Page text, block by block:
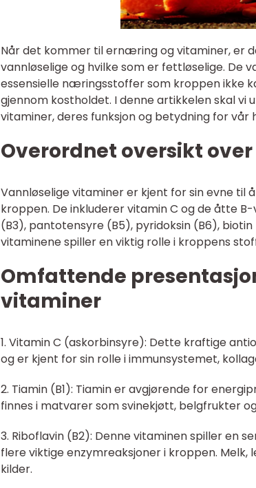
Når det kommer til ernæring og vitaminer, er
vannløselige og hvilke som er fettløselige. De
essensielle næringsstoffer som kroppen ikke
gjennom kostholdet. I denne artikkelen skal vi
vitaminer, deres funksjon og betydning for vår
Overordnet oversikt
Vannløselige vitaminer er kjent for sin evne til
kroppen. De inkluderer vitamin C og de åtte
(B3), pantotensyre (B5), pyridoksin (B6),
vitaminene spiller en viktig rolle i kroppens
Omfattende
vitaminer
1. Vitamin C (askorbinsyre): Dette kraftige
og er kjent for sin rolle i immunsystemet,
2. Tiamin (B1): Tiamin er avgjørende for
finnes i matvarer som svinekjøtt, belgfrukter
3. Riboflavin (B2): Denne vitaminen spiller en
flere viktige enzymreaksjoner i kroppen.
kilder.